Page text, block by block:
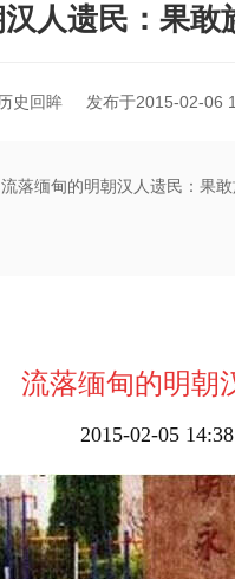
人遗民：果敢
史回眸 发布于2015-02-06
流落缅甸的明朝汉人遗民：果
流落缅甸的明朝
2015-02-05